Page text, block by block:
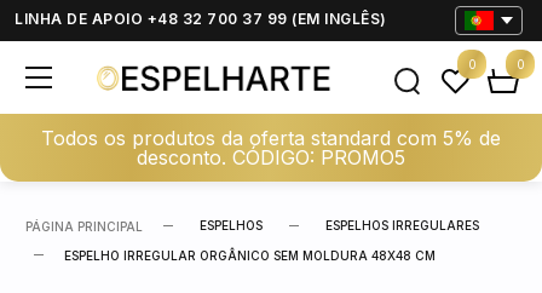
LINHA DE APOIO +48 32 700 37 99 (EM INGLÊS)
Todos os produtos da oferta standard com 5% de
desconto. CÓDIGO: PROMO5
0 0
PÁGINA PRINCIPAL ESPELHOS ESPELHOS IRREGULARES
ESPELHO IRREGULAR ORGÂNICO SEM MOLDURA 48X48 CM